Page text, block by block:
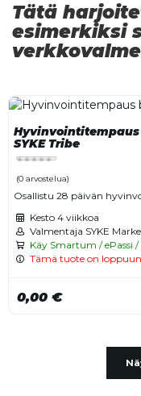
Tätä
esimerkiksi
SYKE Tribe
(0 arvostelua)
Osallistu 28 päivän
Kesto 4 viikkoa
Valmentaja SYKE
Käy Smartum / ePassi /
Tämä tuote on
0,00 €